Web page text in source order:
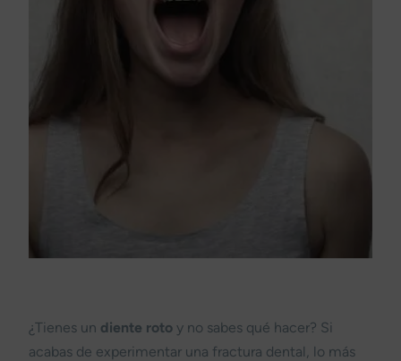
¿Tienes un diente roto y no sabes qué hacer? Si
acabas de experimentar una fractura dental, lo más